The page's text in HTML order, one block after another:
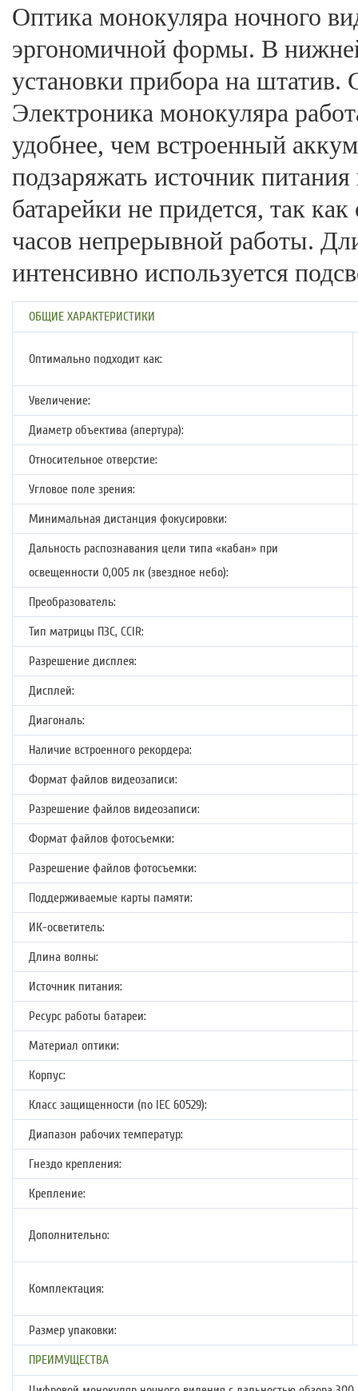
Оптика монокуляра ночного
эргономичной формы. В
установки прибора на штатив.
Электроника монокуляра
удобнее, чем встроенный
подзаряжать источник
батарейки не придется, так
часов непрерывной работы.
интенсивно используется
ОБЩИЕ ХАРАКТЕРИСТИКИ
Оптимально подходит как:
Увеличение:
Диаметр объектива (апертура):
Относительное отверстие:
Угловое поле зрения:
Минимальная дистанция фокусировки:
Дальность распознавания цели типа «кабан» при
освещенности 0,005 лк (звездное небо):
Преобразователь:
Тип матрицы ПЗС, CCIR:
Разрешение дисплея:
Дисплей:
Диагональ:
Наличие встроенного рекордера:
Формат файлов видеозаписи:
Разрешение файлов видеозаписи:
Формат файлов фотосъемки:
Разрешение файлов фотосъемки:
Поддерживаемые карты памяти:
ИК-осветитель:
Длина волны:
Источник питания:
Ресурс работы батареи:
Материал оптики:
Корпус:
Класс защищенности (по IEC 60529):
Диапазон рабочих температур:
Гнездо крепления:
Крепление:
Дополнительно:
Комплектация:
Размер упаковки:
ПРЕИМУЩЕСТВА